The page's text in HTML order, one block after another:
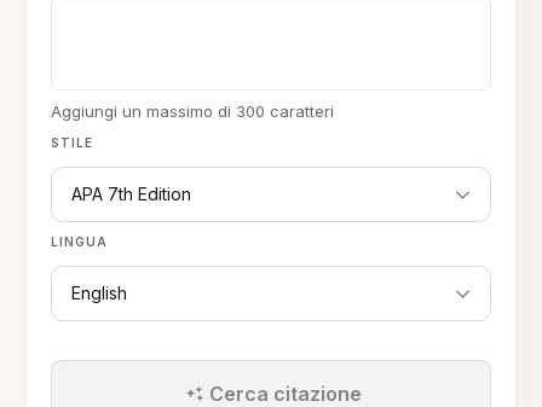
STILE
APA 7th Edition
LINGUA
English
Aggiungi un massimo di 300 caratteri
Cerca citazione